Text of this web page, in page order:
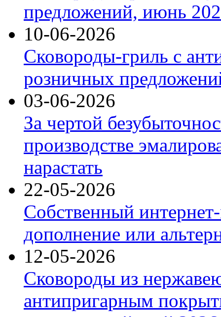
предложений, июнь
10-06-2026
Сковороды-гриль с
розничных
03-06-2026
За чертой
производстве
нарастать
22-05-2026
Собственный
дополнение или
12-05-2026
Сковороды из
антипригарным